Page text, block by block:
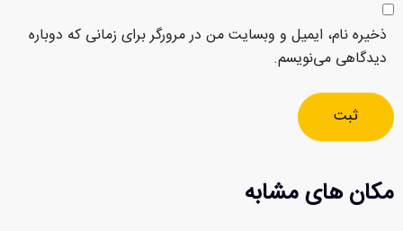
ذخیره نام، ایمیل و وبسایت من در مرورگر برای زمانی که دوباره
دیدگاهی می‌نویسم.
ثبت
مکان های مشابه